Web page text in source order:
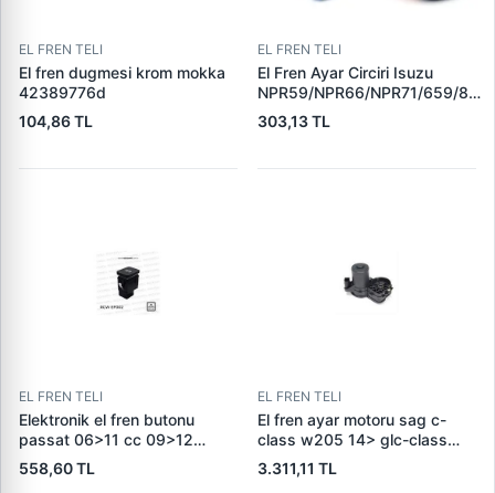
EL FREN TELI
El fren dugmesi krom mokka
42389776d
104,86 TL
EL FREN TELI
El Fren Ayar Circiri Isuzu
NPR59/NPR66/NPR71/659/859
| CNM 101 111 | OEM
5471650250
303,13 TL
EL FREN TELI
Elektronik el fren butonu
passat 06>11 cc 09>12
3c0927225b
558,60 TL
EL FREN TELI
El fren ayar motoru sag c-
class w205 14> glc-class
c253 16> a0009061303
3.311,11 TL